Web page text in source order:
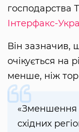
господарства
Інтерфакс-
Він зазначив,
очікується на
менше, ніж
«Зменшення
східних